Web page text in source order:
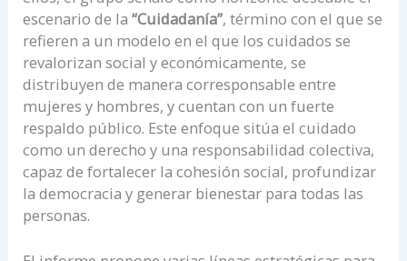
escenario de la“Cuidadanía”, término con el que se
refieren a un modelo en el que los cuidados se
revalorizan social y económicamente, se
distribuyen de manera corresponsable entre
mujeres y hombres, y cuentan con un fuerte
respaldo público. Este enfoque sitúa el cuidado
como un derecho y una responsabilidad colectiva,
capaz de fortalecer la cohesión social, profundizar
la democracia y generar bienestar para todas las
personas.